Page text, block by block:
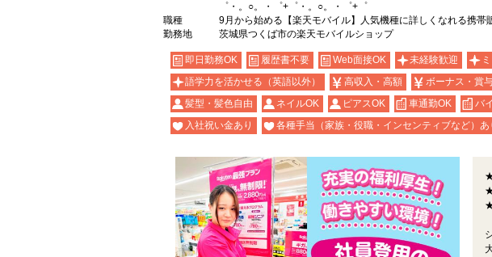
゜・。○。・゜+゜・。○。・゜+゜
職種
9月から始める【楽天モバイル】人気機種に詳しくなれる携帯
勤務地
茨城県つくば市の楽天モバイルショップ
即日勤務OK 履歴書不要 Web面接OK 未経験歓迎
語学力を活かせる（英語以外）
高収入・高額 ボーナス・賞
髪型・髪色自由
ネイルOK ピアスOK 車通勤OK バ
入社祝い金あり
各種手当（家族・役職・インセンティブなど）あ